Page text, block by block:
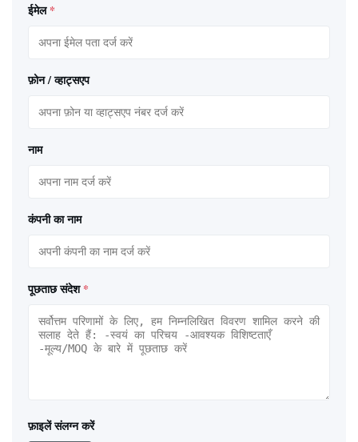
ईमेल *
फ़ोन / व्हाट्सएप
नाम
कंपनी का नाम
पूछताछ संदेश *
फ़ाइलें संलग्न करें